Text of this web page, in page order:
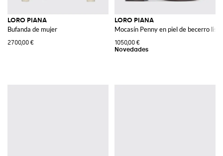
LORO PIANA
Bufanda de mujer
2700,00 €
LORO PIANA
Mocasín Penny en piel de becerro
1050,00 €